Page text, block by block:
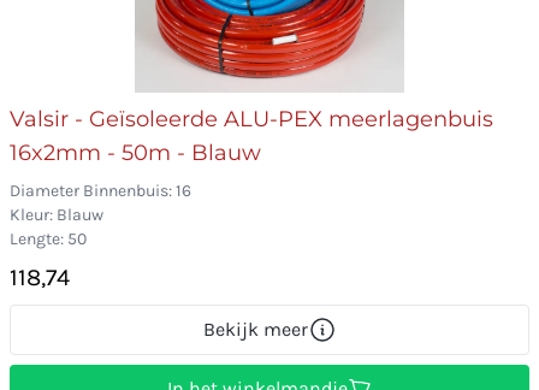
Valsir - Geïsoleerde ALU-PEX meerlagenbuis
16x2mm - 50m - Blauw
Diameter Binnenbuis: 16
Kleur: Blauw
Lengte: 50
118,74
Bekijk meer